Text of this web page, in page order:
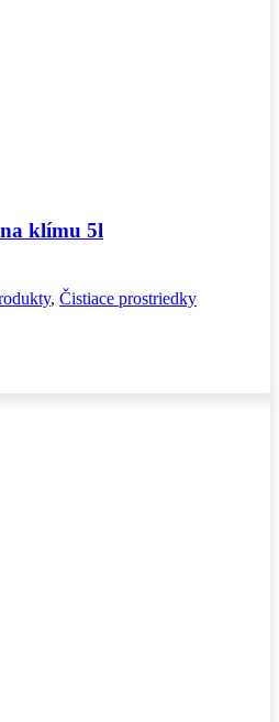
klímu 5l
, Čistiace prostriedky